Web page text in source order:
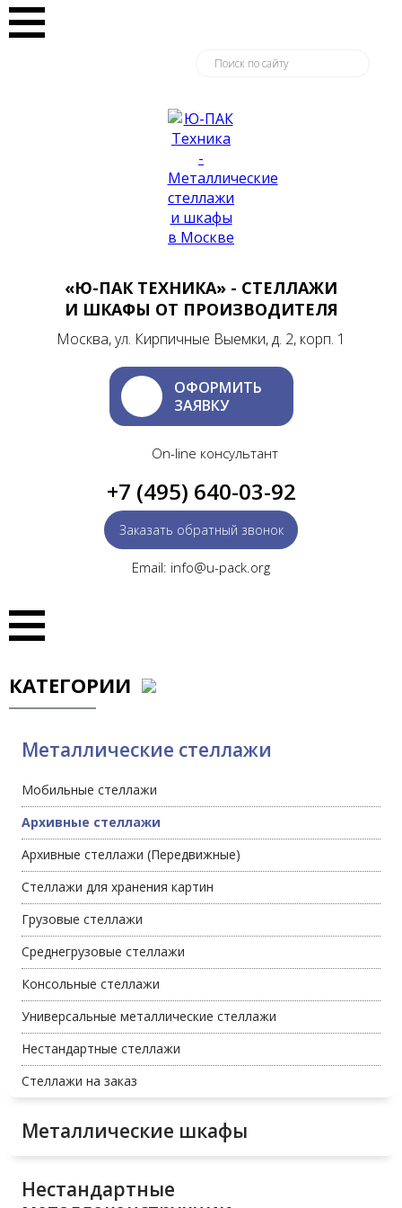
«Ю-ПАК ТЕХНИКА» - СТЕЛЛАЖИ
И ШКАФЫ ОТ ПРОИЗВОДИТЕЛЯ
Москва, ул. Кирпичные Выемки, д. 2, корп. 1
ОФОРМИТЬ
ЗАЯВКУ
On-line консультант
+7 (495) 640-03-92
Заказать обратный звонок
Email: info@u-pack.org
КАТЕГОРИИ
Металлические стеллажи
Мобильные стеллажи
Архивные стеллажи
Архивные стеллажи (Передвижные)
Стеллажи для хранения картин
Грузовые стеллажи
Среднегрузовые стеллажи
Консольные стеллажи
Универсальные металлические стеллажи
Нестандартные стеллажи
Стеллажи на заказ
Металлические шкафы
Нестандартные